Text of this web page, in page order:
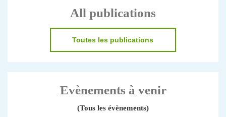
All publications
Toutes les publications
Evènements à venir
(Tous les évènements)